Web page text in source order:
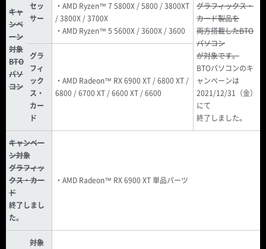
キャ
ンペ
ーン
対象
BTO
パソ
コン
セッ
サー
・AMD Ryzen™ 7 5800X / 5800 / 3800XT
/ 3800X / 3700X
・AMD Ryzen™ 5 5600X / 3600X / 3600
グラフィックス・
カード製品を
両方搭載したBTO
パソコン
が対象です。
BTOパソコンのキ
ャンペーンは
2021/12/31（金）
にて
終了しました。
グラ
フィ
ック
ス・
カー
ド
・AMD Radeon™ RX 6900 XT / 6800 XT /
6800 / 6700 XT / 6600 XT / 6600
キャンペー
ン対象
グラフィッ
クス・カー
ド
終了しまし
た。
・AMD Radeon™ RX 6900 XT 単品パーツ
対象